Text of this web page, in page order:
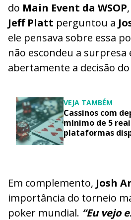
do Main Event da WSOP
Jeff Platt perguntou a
ele pensava sobre essa
não escondeu a surpresa
abertamente a decisão
VEJA TAMBÉM
Cassinos com
mínimo de 5
plataformas
Em complemento, Josh
importância do torneio
poker mundial. “Eu vejo